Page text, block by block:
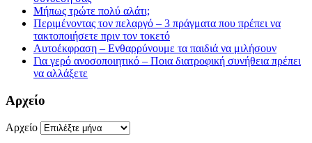
Μήπως τρώτε πολύ αλάτι;
Περιμένοντας τον πελαργό – 3 πράγματα που πρέπει να
τακτοποιήσετε πριν τον τοκετό
Αυτοέκφραση – Ενθαρρύνουμε τα παιδιά να μιλήσουν
Για γερό ανοσοποιητικό – Ποια διατροφική συνήθεια πρέπει
να αλλάξετε
Αρχείο
Αρχείο